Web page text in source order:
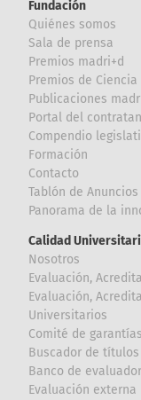
Fundación
Quiénes somos
Sala de prensa
Premios madri+d
Premios de
Publicaciones
Portal del
Compendio
Formación
Contacto
Tablón de Anuncios
Panorama de la
Calidad
Nosotros
Evaluación,
Evaluación,
Universitarios
Comité de
Buscador de títulos
Banco de
Evaluación externa